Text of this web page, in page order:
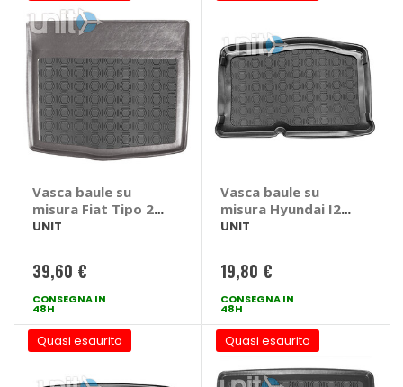
Vasca baule su
misura Fiat Tipo 2V
5P 2016> - UNIT
2016 >
UNIT
39,60 €
CONSEGNA IN
48H
Vasca baule su
misura Hyundai I20
VERSIONE CLASSICA
Hyundai I20
VERSIONE CLASSICA
2015 >
UNIT
19,80 €
CONSEGNA IN
48H
Quasi esaurito Quasi esaurito